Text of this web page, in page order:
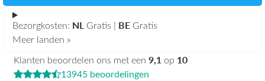
Bezorgkosten: NL Gratis | BE Gratis
Meer landen »
Klanten beoordelen ons met een 9,1 op 10
13945 beoordelingen